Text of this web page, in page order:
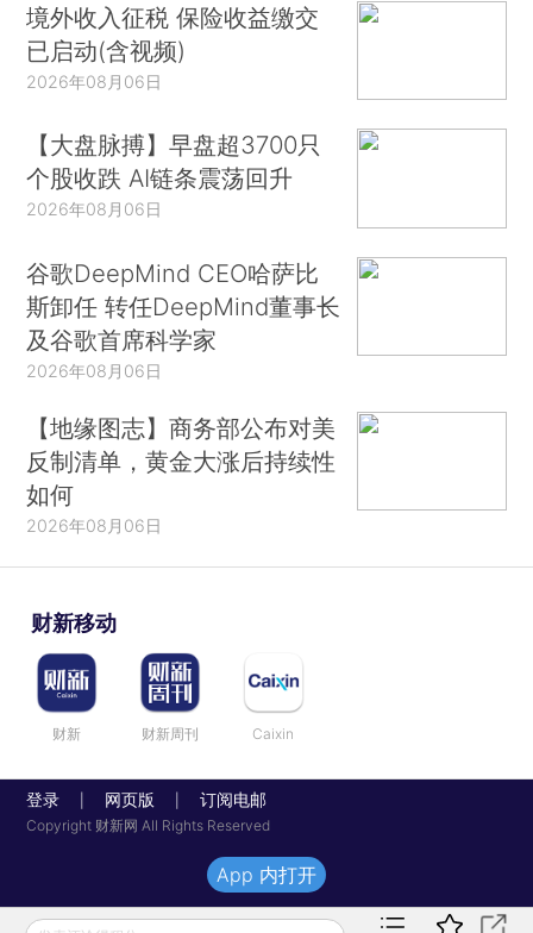
境外收入征税 保险收益缴交
已启动(含视频)
2026年08月06日
【大盘脉搏】早盘超3700只
个股收跌 AI链条震荡回升
2026年08月06日
谷歌DeepMind CEO哈萨比
斯卸任 转任DeepMind董事长
及谷歌首席科学家
2026年08月06日
【地缘图志】商务部公布对美
反制清单，黄金大涨后持续性
如何
2026年08月06日
财新移动
财新 财新周刊 Caixin
登录 网页版 订阅电邮
Copyright 财新网 All Rights Reserved
App 内打开